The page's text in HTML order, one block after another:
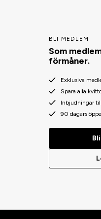
BLI MEDLEM
Som
förmåner.
Exklusiva
Spara alla
Inbjudningar
90 dagars